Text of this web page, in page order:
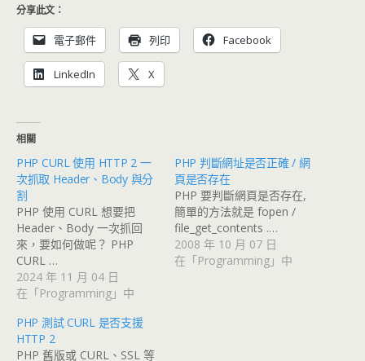
分享此文：
電子郵件 列印 Facebook
LinkedIn X
相關
PHP CURL 使用 HTTP 2 一
次抓取 Header、Body 與分
割
PHP 使用 CURL 想要把
Header、Body 一次抓回
來，要如何做呢？ PHP
CURL …
2024 年 11 月 04 日
在「Programming」中
PHP 判斷網址是否正確 / 網
頁是否存在
PHP 要判斷網頁是否存在,
簡單的方法就是 fopen /
file_get_contents .…
2008 年 10 月 07 日
在「Programming」中
PHP 測試 CURL 是否支援
HTTP 2
PHP 舊版或 CURL、SSL 等